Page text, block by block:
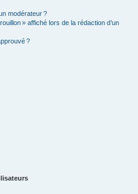
modérateur ?
» affiché lors de la rédaction d’un
?